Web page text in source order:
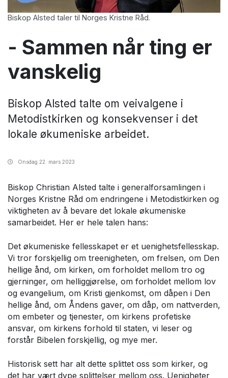
Biskop Alsted taler til Norges Kristne Råd.
- Sammen når ting er
vanskelig
Biskop Alsted talte om veivalgene i
Metodistkirken og konsekvenser i det
lokale økumeniske arbeidet.
Onsdag 22. mars 2023
Biskop Christian Alsted talte i generalforsamlingen i
Norges Kristne Råd om endringene i Metodistkirken og
viktigheten av å bevare det lokale økumeniske
samarbeidet. Her er hele talen hans:
Det økumeniske fellesskapet er et uenighetsfellesskap.
Vi tror forskjellig om treenigheten, om frelsen, om Den
hellige ånd, om kirken, om forholdet mellom tro og
gjerninger, om helliggjørelse, om forholdet mellom lov
og evangelium, om Kristi gjenkomst, om dåpen i Den
hellige ånd, om Åndens gaver, om dåp, om nattverden,
om embeter og tjenester, om kirkens profetiske
ansvar, om kirkens forhold til staten, vi leser og
forstår Bibelen forskjellig, og mye mer.
Historisk sett har alt dette splittet oss som kirker, og
det har vært dype splittelser mellom oss. Uenigheter